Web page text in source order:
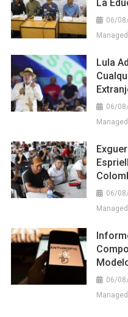
La
06/
Lula
06/
06/
06/